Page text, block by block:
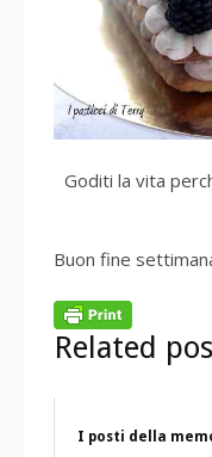
Goditi la vita
Buon fine
Related
I posti della